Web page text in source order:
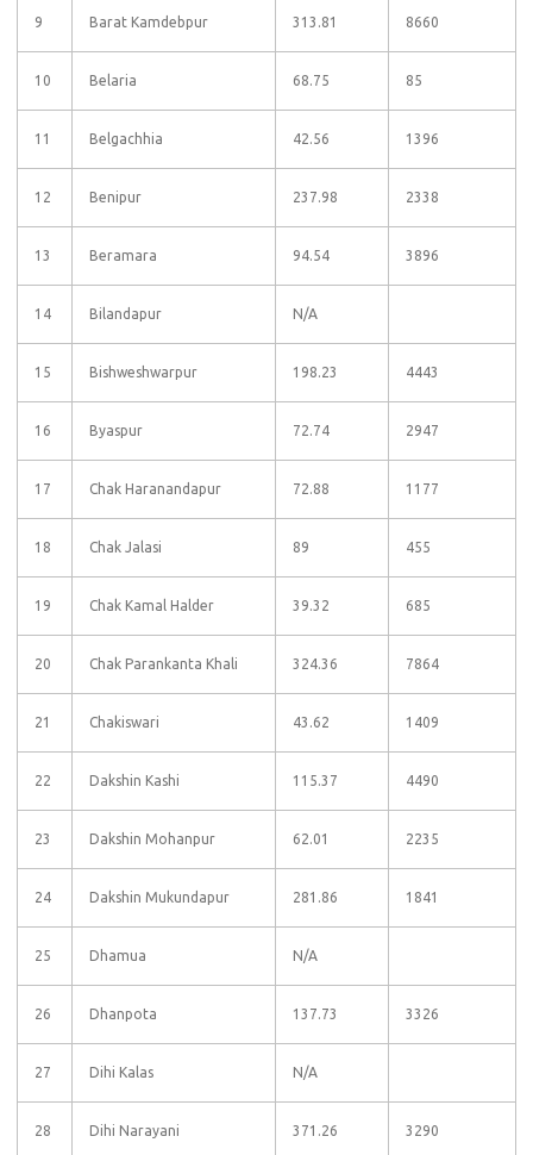
9 Barat Kamdebpur 313.81 8660
10 Belaria 68.75 85
11 Belgachhia 42.56 1396
12 Benipur 237.98 2338
13 Beramara 94.54 3896
14 Bilandapur N/A
15 Bishweshwarpur 198.23 4443
16 Byaspur 72.74 2947
17 Chak Haranandapur 72.88 1177
18 Chak Jalasi 89 455
19 Chak Kamal Halder 39.32 685
20 Chak Parankanta Khali 324.36 7864
21 Chakiswari 43.62 1409
22 Dakshin Kashi 115.37 4490
23 Dakshin Mohanpur 62.01 2235
24 Dakshin Mukundapur 281.86 1841
25 Dhamua N/A
26 Dhanpota 137.73 3326
27 Dihi Kalas N/A
28 Dihi Narayani 371.26 3290